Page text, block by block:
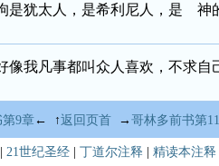
是犹太人，是希利尼人，是 神
像我凡事都叫众人喜欢，不求
9章 ← ↑返回页首 →哥林多前书第
|21世纪圣经 |丁道尔注释 |精读本注释